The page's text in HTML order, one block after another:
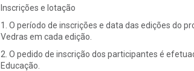
Inscrições e lotação
1. O período de inscrições e data das edições do
Vedras em cada edição.
2. O pedido de inscrição dos participantes é
Educação.